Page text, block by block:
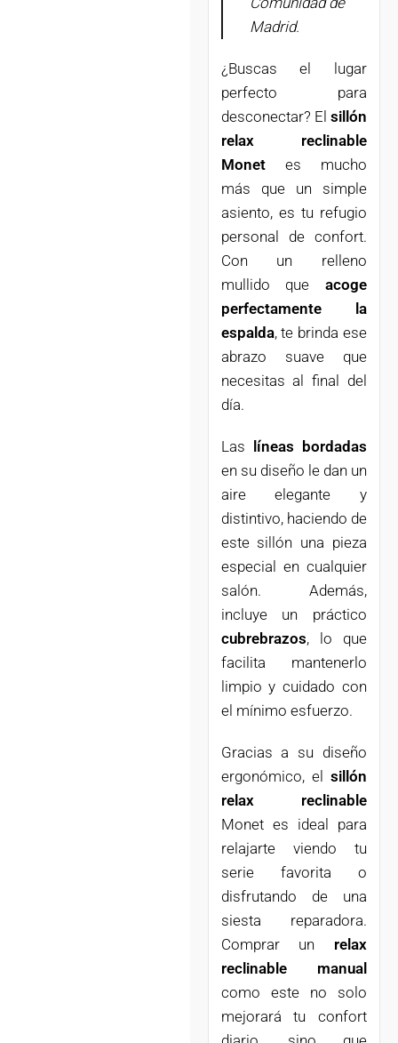
Madrid.
¿Buscas el lugar
perfecto para
desconectar? El sillón
relax reclinable
Monetes mucho
más que un simple
asiento, es tu refugio
personal de confort.
Con un relleno
mullido que acoge
perfectamente la
espalda, te brinda ese
abrazo suave que
necesitas al final del
día.
Las
líneas bordadas
en su diseño le dan un
aire elegante y
distintivo, haciendo de
este sillón una pieza
especial en cualquier
salón. Además,
incluye un práctico
cubrebrazos, lo que
facilita mantenerlo
limpio y cuidado con
el mínimo esfuerzo.
Gracias a su diseño
ergonómico, el sillón
relax reclinable
Monet es ideal para
relajarte viendo tu
serie favorita o
disfrutando de una
siesta reparadora.
Comprar un relax
reclinable manual
como este no solo
mejorará tu confort